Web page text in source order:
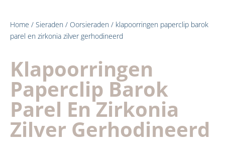
Home / Sieraden / Oorsieraden / klapoorringen paperclip barok
parel en zirkonia zilver gerhodineerd
Klapoorringen
Paperclip Barok
Parel En Zirkonia
Zilver Gerhodineerd